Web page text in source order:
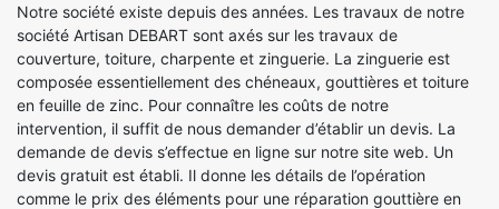
Notre société existe depuis des années. Les travaux de notre
société Artisan DEBART sont axés sur les travaux de
couverture, toiture, charpente et zinguerie. La zinguerie est
composée essentiellement des chéneaux, gouttières et toiture
en feuille de zinc. Pour connaître les coûts de notre
intervention, il suffit de nous demander d’établir un devis. La
demande de devis s’effectue en ligne sur notre site web. Un
devis gratuit est établi. Il donne les détails de l’opération
comme le prix des éléments pour une réparation gouttière en